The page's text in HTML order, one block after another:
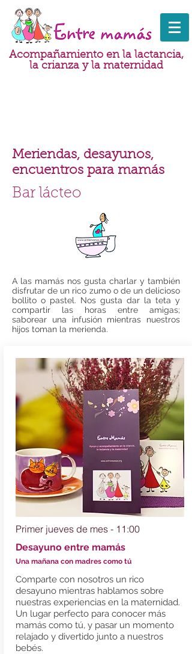
Acompañamiento en la lactancia,
la crianza y la maternidad
Meriendas, desayunos,
encuentros para mamás
Bar lácteo
A las mamás nos gusta charlar y también
disfrutar de un rico zumo o de un delicioso
bollito o pastel. Nos gusta dar la teta y
compartir las horas entre amigas;
saborear una infusión mientras nuestros
hijos toman la merienda.
Primer jueves de mes - 11:00
Desayuno entre mamás
Una mañana con madres como tú
Comparte con nosotros un rico
desayuno mientras hablamos sobre
nuestras experiencias en la maternidad.
Un lugar perfecto para conocer más
mamás como tú, y pasar un momento
relajado y divertido junto a nuestros
bebés.